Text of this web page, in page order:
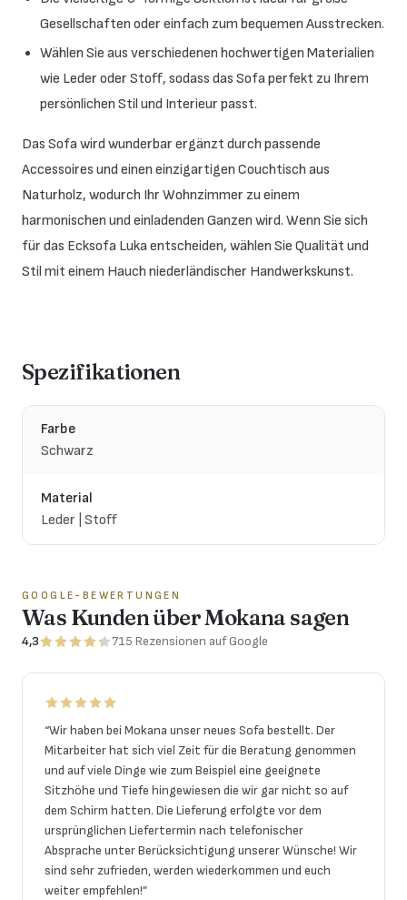
Gesellschaften oder einfach zum bequemen Ausstrecken.
Wählen Sie aus verschiedenen hochwertigen Materialien
wie Leder oder Stoff, sodass das Sofa perfekt zu Ihrem
persönlichen Stil und Interieur passt.
Das Sofa wird wunderbar ergänzt durch passende
Accessoires und einen einzigartigen Couchtisch aus
Naturholz, wodurch Ihr Wohnzimmer zu einem
harmonischen und einladenden Ganzen wird. Wenn Sie sich
für das Ecksofa Luka entscheiden, wählen Sie Qualität und
Stil mit einem Hauch niederländischer Handwerkskunst.
Spezifikationen
Farbe
Schwarz
Material
Leder | Stoff
GOOGLE-BEWERTUNGEN
Was Kunden über Mokana sagen
4,3 715 Rezensionen auf Google
“Wir haben bei Mokana unser neues Sofa bestellt. Der
Mitarbeiter hat sich viel Zeit für die Beratung genommen
und auf viele Dinge wie zum Beispiel eine geeignete
Sitzhöhe und Tiefe hingewiesen die wir gar nicht so auf
dem Schirm hatten. Die Lieferung erfolgte vor dem
ursprünglichen Liefertermin nach telefonischer
Absprache unter Berücksichtigung unserer Wünsche! Wir
sind sehr zufrieden, werden wiederkommen und euch
weiter empfehlen!”